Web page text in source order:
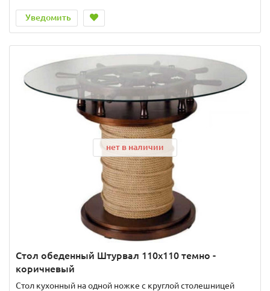
Уведомить
нет в наличии
Стол обеденный Штурвал 110х110 темно -
коричневый
Стол кухонный на одной ножке с круглой столешницей